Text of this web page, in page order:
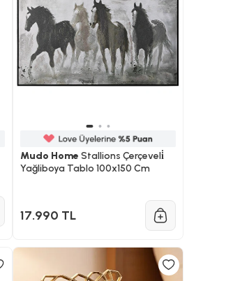
Mudo Home Stallions Çerçeveli̇
Yağliboya Tablo 100x150 Cm
17.990 TL